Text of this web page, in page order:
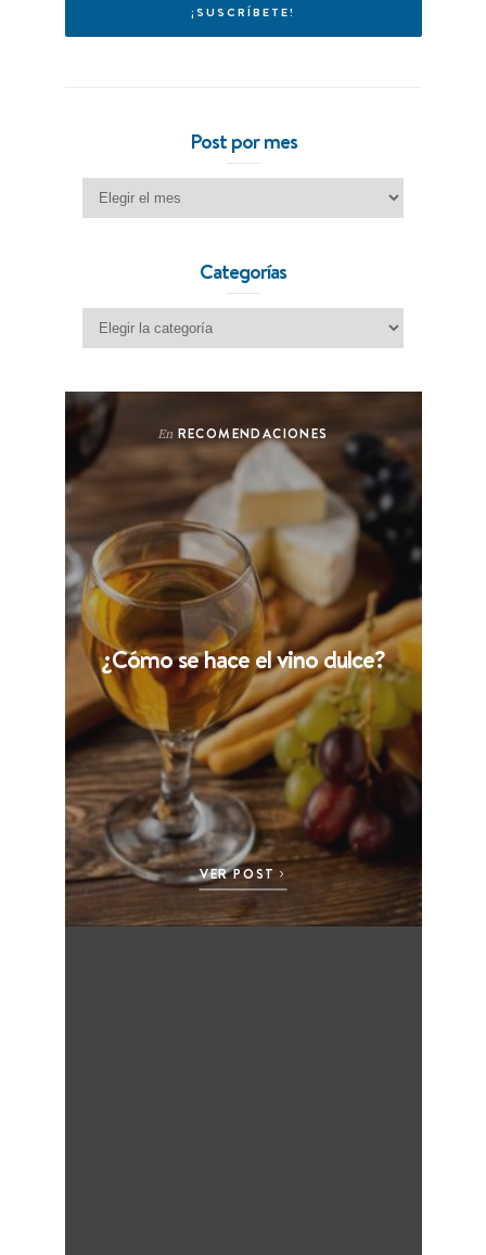
Post por mes
Post por mes
Categorías
Categorías
En RECOMENDACIONES
¿Cómo se hace el vino dulce?
VER POST